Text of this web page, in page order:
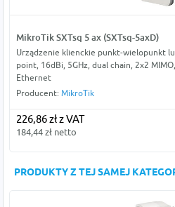
MikroTik SXTsq 5 ax (SXTsq-5axD)
Urządzenie klienckie punkt-wielopunkt
point, 16dBi, 5GHz, dual chain, 2x2
Ethernet
Producent: MikroTik
226,86 zł z VAT
184,44 zł netto
PRODUKTY Z TEJ SAMEJ